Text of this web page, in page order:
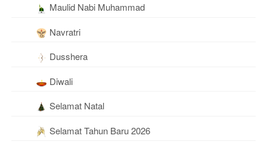
Maulid Nabi Muhammad
Navratri
Dusshera
Diwali
Selamat Natal
Selamat Tahun Baru 2026